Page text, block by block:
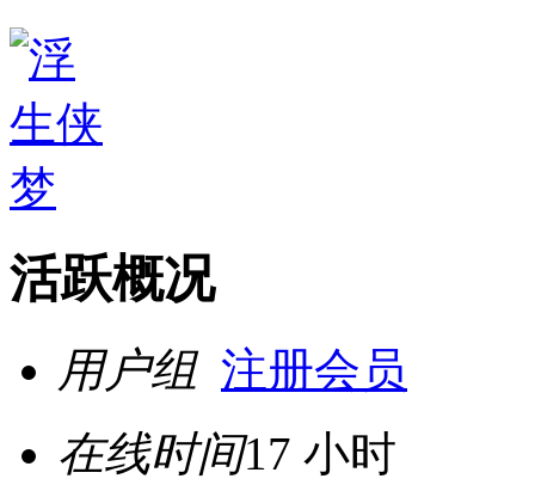
活跃概况
用户组 注册会员
在线时间17 小时